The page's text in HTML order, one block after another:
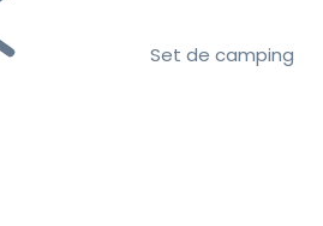
Set de camping